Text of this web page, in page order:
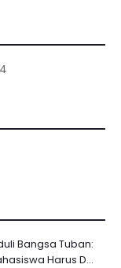
Bangsa Tuban:
Harus D...